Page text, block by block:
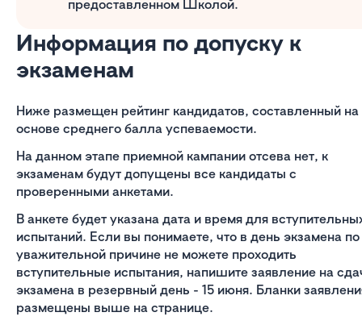
предоставленном Школой.
Информация по допуску к
экзаменам
Ниже размещен рейтинг кандидатов, составленный на
основе среднего балла успеваемости.
На данном этапе приемной кампании отсева нет, к
экзаменам будут допущены все кандидаты с
проверенными анкетами.
В анкете будет указана дата и время для
испытаний. Если вы понимаете, что в день экзамена по
уважительной причине не можете проходить
вступительные испытания, напишите заявление на
экзамена в резервный день - 15 июня. Бланки
размещены выше на странице.